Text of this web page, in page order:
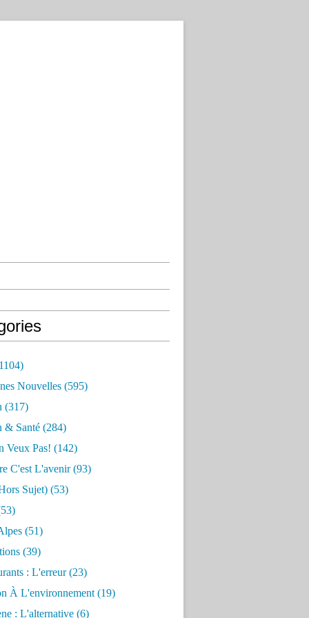
Nouvelles (595)
(317)
& Santé (284)
Veux Pas! (142)
C'est L'avenir(93)
Sujet) (53)
(51)
(39)
: L'erreur(23)
À L'environnement (19)
: L'alternative (6)